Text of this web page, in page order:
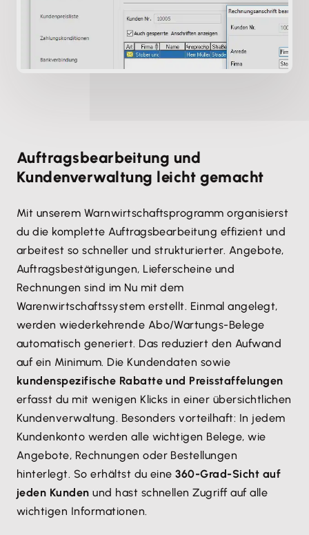
Auftragsbearbeitung und
Kundenverwaltung leicht gemacht
Mit unserem Warnwirtschaftsprogramm organisierst
du die komplette Auftragsbearbeitung effizient und
arbeitest so schneller und strukturierter. Angebote,
Auftragsbestätigungen, Lieferscheine und
Rechnungen sind im Nu mit dem
Warenwirtschaftssystem erstellt. Einmal angelegt,
werden wiederkehrende Abo/Wartungs-Belege
automatisch generiert. Das reduziert den Aufwand
auf ein Minimum. Die Kundendaten sowie
kundenspezifische Rabatte und Preisstaffelungen
erfasst du mit wenigen Klicks in einer übersichtlichen
Kunden­verwaltung. Besonders vorteilhaft: In jedem
Kundenkonto werden alle wichtigen Belege, wie
Angebote, Rechnungen oder Bestellungen
hinterlegt. So erhältst du eine360-Grad-Sicht auf
jeden Kunden und hast schnellen Zugriff auf alle
wichtigen Informationen.